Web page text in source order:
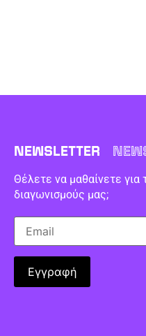
NEWSLETTER
Θέλετε να μαθαίνετε για
διαγωνισμούς μας;